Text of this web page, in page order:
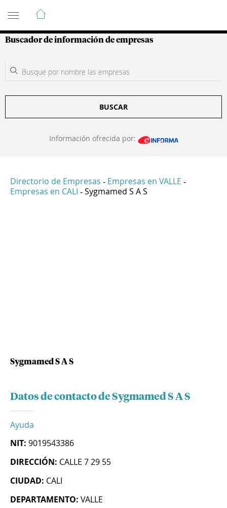
Guía de Empresas Colombianas
Buscador de información de empresas
BUSCAR
Información ofrecida por:
Directorio de Empresas - Empresas en VALLE -
Empresas en CALI - Sygmamed S A S
Sygmamed S A S
Datos de contacto de Sygmamed S A S
Ayuda
NIT: 9019543386
DIRECCIÓN: CALLE 7 29 55
CIUDAD: CALI
DEPARTAMENTO: VALLE